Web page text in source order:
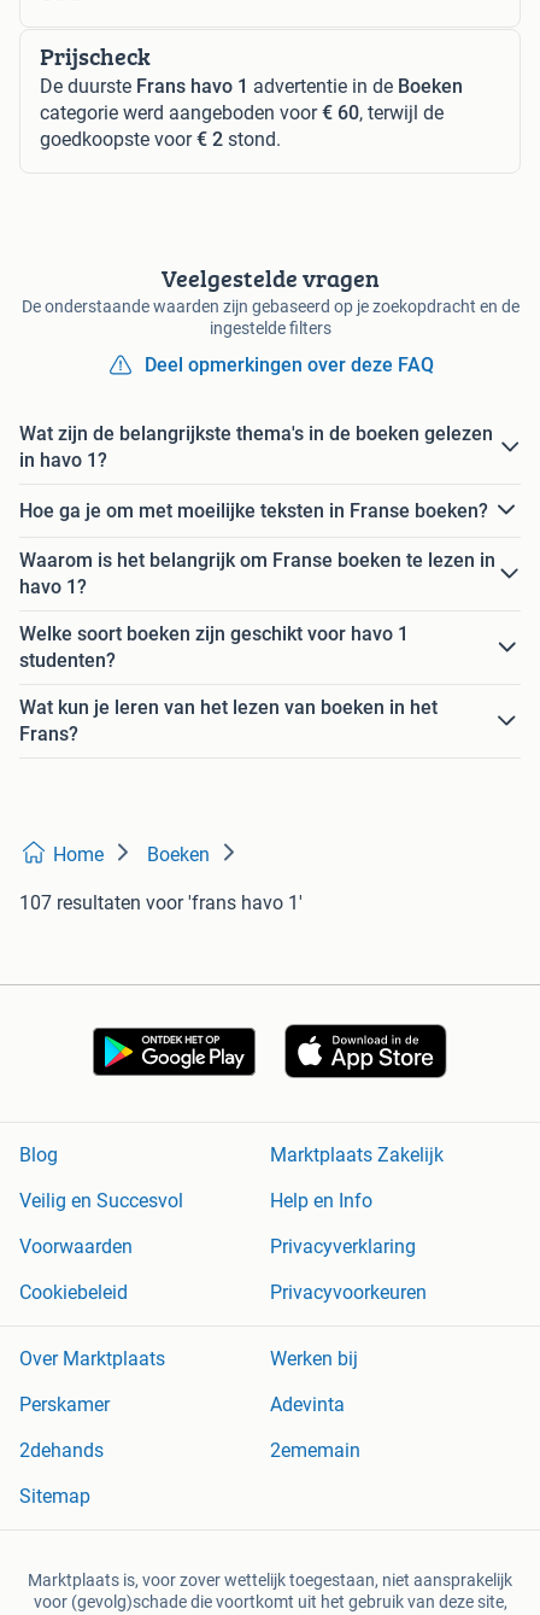
Prijscheck
De duurste Frans havo 1 advertentie in de Boeken
categorie werd aangeboden voor€ 60, terwijl de
goedkoopste voor€ 2 stond.
Veelgestelde vragen
De onderstaande waarden zijn gebaseerd op je zoekopdracht en de
ingestelde filters
Deel opmerkingen over deze FAQ
Wat zijn de belangrijkste thema's in de boeken gelezen
in havo 1?
Hoe ga je om met moeilijke teksten in Franse boeken?
Waarom is het belangrijk om Franse boeken te lezen in
havo 1?
Welke soort boeken zijn geschikt voor havo 1
studenten?
Wat kun je leren van het lezen van boeken in het
Frans?
Home Boeken
107 resultaten voor 'frans havo 1'
Blog
Marktplaats Zakelijk
Veilig en Succesvol
Help en Info
Voorwaarden
Privacyverklaring
Cookiebeleid
Privacyvoorkeuren
Over Marktplaats
Werken bij
Perskamer
Adevinta
2dehands
2ememain
Sitemap
Marktplaats is, voor zover wettelijk toegestaan, niet aansprakelijk
voor (gevolg)schade die voortkomt uit het gebruik van deze site,